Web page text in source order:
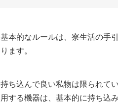
基本的なルールは、寮生活の手
ります。
持ち込んで良い私物は限られて
用する機器は、基本的に持ち込